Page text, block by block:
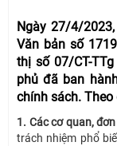
Ngày 27/4/
Văn bản số
thị số 07/CT-
phủ đã ban
chính sách.
1. Các cơ quan,
trách nhiệm phổ